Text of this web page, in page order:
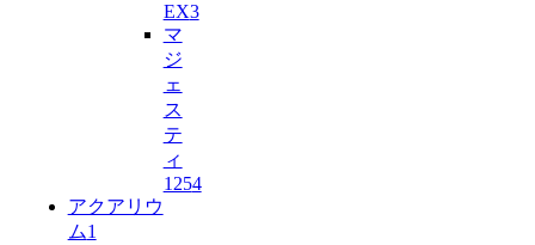
EX3
マ
ジ
ェ
ス
テ
ィ
1254
アクアリウ
ム1